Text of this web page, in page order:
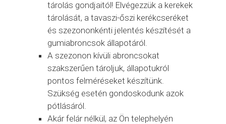
tárolás gondjaitól! Elvégezzük a kerekek
tárolását, a tavaszi-őszi kerékcseréket
és szezononkénti jelentés készítését a
gumiabroncsok állapotáról.
A szezonon kívüli abroncsokat
szakszerűen tároljuk, állapotukról
pontos felméréseket készítünk.
Szükség esetén gondoskodunk azok
pótlásáról.
Akár felár nélkül, az Ön telephelyén